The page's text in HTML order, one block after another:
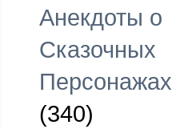
Анекдоты о
Сказочных
Персонажах
(340)